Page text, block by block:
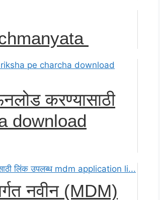
करण्यासाठी
download
नवीन (MDM)